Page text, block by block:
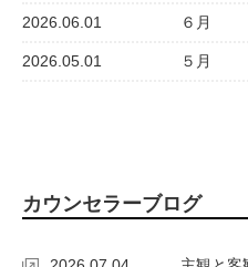
2026.06.01 ６月
2026.05.01 ５月
カウンセラーブログ